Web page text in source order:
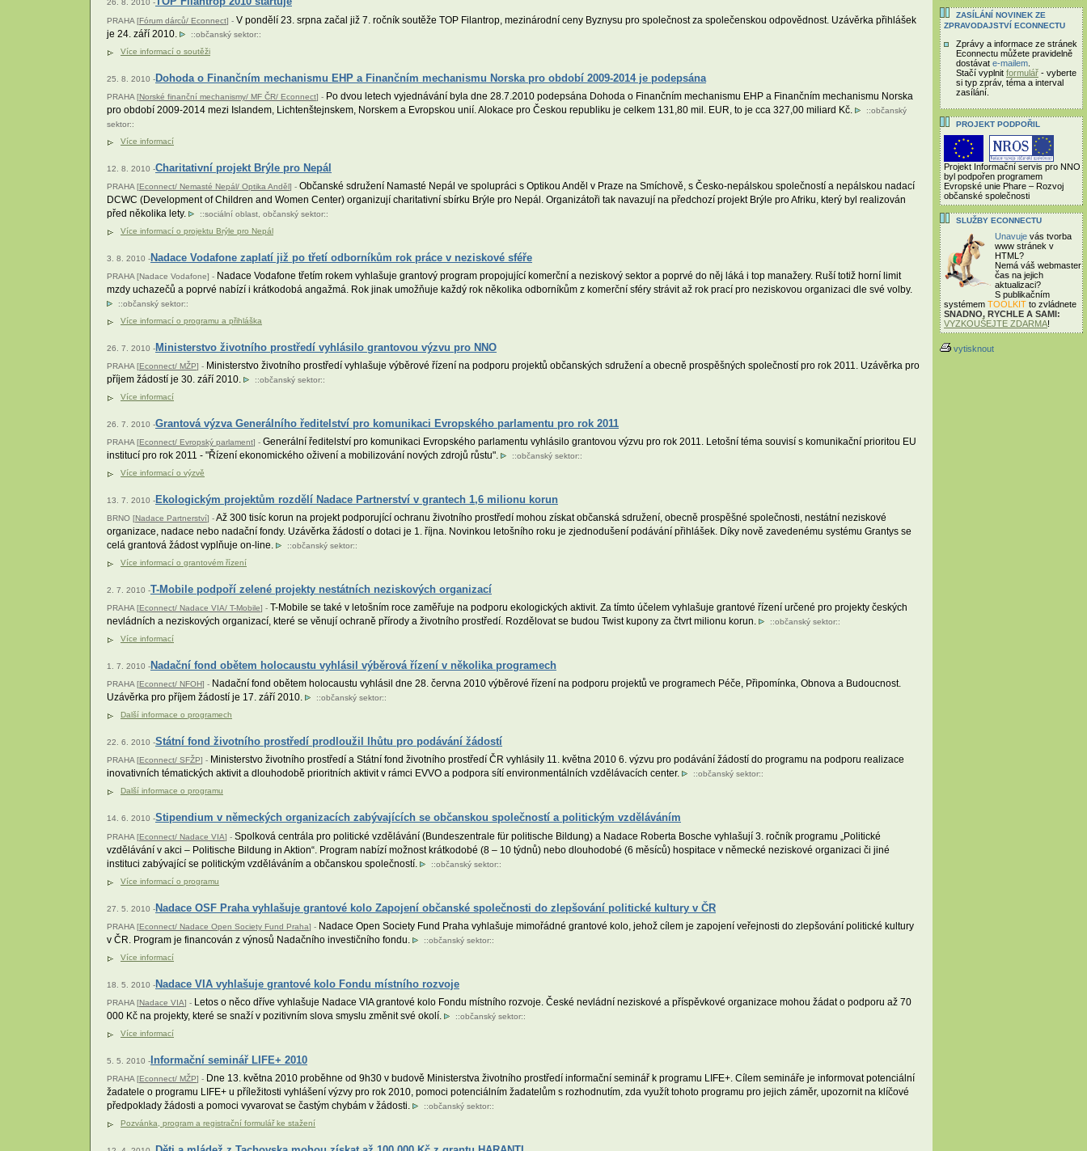
26. 8. 2010 -
PRAHA [Fórum dárců/ Econnect] - V pondělí 23. srpna začal již 7. ročník soutěže TOP Filantrop, mezinárodní ceny Byznysu pro společnost za společenskou odpovědnost. Uzávěrka přihlášek
je 24. září 2010.
::občanský sektor::
Více informací o soutěži
25. 8. 2010 -Dohoda o Finančním mechanismu EHP a Finančním mechanismu Norska pro období 2009-2014 je podepsána
PRAHA [Norské finanční mechanismy/ MF ČR/ Econnect] - Po dvou letech vyjednávání byla dne 28.7.2010 podepsána Dohoda o Finančním mechanismu EHP a Finančním mechanismu Norska
pro období 2009-2014 mezi Islandem, Lichtenštejnskem, Norskem a Evropskou unií. Alokace pro Českou republiku je celkem 131,80 mil. EUR, to je cca 327,00 miliard Kč.
::občanský
sektor::
Více informací
12. 8. 2010 -Charitativní projekt Brýle pro Nepál
PRAHA [Econnect/ Nemasté Nepál/ Optika Anděl] - Občanské sdružení Namasté Nepál ve spolupráci s Optikou Anděl v Praze na Smíchově, s Česko-nepálskou společností a nepálskou nadací
DCWC (Development of Children and Women Center) organizují charitativní sbírku Brýle pro Nepál. Organizátoři tak navazují na předchozí projekt Brýle pro Afriku, který byl realizován
před několika lety.
::sociální oblast občanský sektor::
Více informací o projektu Brýle pro Nepál
3. 8. 2010 -Nadace Vodafone zaplatí již po třetí odborníkům rok práce v neziskové sféře
PRAHA [Nadace Vodafone] - Nadace Vodafone třetím rokem vyhlašuje grantový program propojující komerční a neziskový sektor a poprvé do něj láká i top manažery. Ruší totiž horní limit
mzdy uchazečů a poprvé nabízí i krátkodobá angažmá. Rok jinak umožňuje každý rok několika odborníkům z komerční sféry strávit až rok prací pro neziskovou organizaci dle své volby.
::občanský sektor::
Více informací o programu a přihláška
26. 7. 2010 -Ministerstvo životního prostředí vyhlásilo grantovou výzvu pro NNO
PRAHA [Econnect/ MŽP] - Ministerstvo životního prostředí vyhlašuje výběrové řízení na podporu projektů občanských sdružení a obecně prospěšných společností pro rok 2011. Uzávěrka pro
příjem žádostí je 30. září 2010.
::občanský sektor::
Více informací
26. 7. 2010 -Grantová výzva Generálního ředitelství pro komunikaci Evropského parlamentu pro rok 2011
PRAHA [Econnect/ Evropský parlament] - Generální ředitelství pro komunikaci Evropského parlamentu vyhlásilo grantovou výzvu pro rok 2011. Letošní téma souvisí s komunikační prioritou EU
institucí pro rok 2011 - "Řízení ekonomického oživení a mobilizování nových zdrojů růstu".
::občanský sektor::
Více informací o výzvě
13. 7. 2010 -Ekologickým projektům rozdělí Nadace Partnerství v grantech 1,6 milionu korun
BRNO [Nadace Partnerství] -Až 300 tisíc korun na projekt podporující ochranu životního prostředí mohou získat občanská sdružení, obecně prospěšné společnosti, nestátní neziskové
organizace, nadace nebo nadační fondy. Uzávěrka žádostí o dotaci je 1. října. Novinkou letošního roku je zjednodušení podávání přihlášek. Díky nově zavedenému systému Grantys se
celá grantová žádost vyplňuje on-line.
::občanský sektor::
Více informací o grantovém řízení
2. 7. 2010 -T-Mobile podpoří zelené projekty nestátních neziskových organizací
PRAHA [Econnect/ Nadace VIA/ T-Mobile] - T-Mobile se také v letošním roce zaměřuje na podporu ekologických aktivit. Za tímto účelem vyhlašuje grantové řízení určené pro projekty českých
nevládních a neziskových organizací, které se věnují ochraně přírody a životního prostředí. Rozdělovat se budou Twist kupony za čtvrt milionu korun.
::občanský sektor::
Více informací
1. 7. 2010 -Nadační fond obětem holocaustu vyhlásil výběrová řízení v několika programech
PRAHA [Econnect/ NFOH] - Nadační fond obětem holocaustu vyhlásil dne 28. června 2010 výběrové řízení na podporu projektů ve programech Péče, Připomínka, Obnova a Budoucnost.
Uzávěrka pro příjem žádostí je 17. září 2010.
::občanský sektor::
Další informace o programech
22. 6. 2010 -Státní fond životního prostředí prodloužil lhůtu pro podávání žádostí
PRAHA [Econnect/ SFŽP] - Ministerstvo životního prostředí a Státní fond životního prostředí ČR vyhlásily 11. května 2010 6. výzvu pro podávání žádostí do programu na podporu realizace
inovativních tématických aktivit a dlouhodobě prioritních aktivit v rámci EVVO a podpora sítí environmentálních vzdělávacích center.
::občanský sektor::
Další informace o programu
14. 6. 2010 -Stipendium v německých organizacích zabývajících se občanskou společností a politickým vzděláváním
PRAHA [Econnect/ Nadace VIA] - Spolková centrála pro politické vzdělávání (Bundeszentrale für politische Bildung) a Nadace Roberta Bosche vyhlašují 3. ročník programu „Politické
vzdělávání v akci – Politische Bildung in Aktion“. Program nabízí možnost krátkodobé (8 – 10 týdnů) nebo dlouhodobé (6 měsíců) hospitace v německé neziskové organizaci či jiné
instituci zabývající se politickým vzděláváním a občanskou společností.
::občanský sektor::
Více informací o programu
27. 5. 2010 -Nadace OSF Praha vyhlašuje grantové kolo Zapojení občanské společnosti do zlepšování politické kultury v ČR
PRAHA [Econnect/ Nadace Open Society Fund Praha] - Nadace Open Society Fund Praha vyhlašuje mimořádné grantové kolo, jehož cílem je zapojení veřejnosti do zlepšování politické kultury
v ČR. Program je financován z výnosů Nadačního investičního fondu.
::občanský sektor::
Více informací
18. 5. 2010 -Nadace VIA vyhlašuje grantové kolo Fondu místního rozvoje
PRAHA [Nadace VIA] - Letos o něco dříve vyhlašuje Nadace VIA grantové kolo Fondu místního rozvoje. České nevládní neziskové a příspěvkové organizace mohou žádat o podporu až 70
000 Kč na projekty, které se snaží v pozitivním slova smyslu změnit své okolí.
::občanský sektor::
Více informací
5. 5. 2010 -Informační seminář LIFE+ 2010
PRAHA [Econnect/ MŽP] - Dne 13. května 2010 proběhne od 9h30 v budově Ministerstva životního prostředí informační seminář k programu LIFE+. Cílem semináře je informovat potenciální
žadatele o programu LIFE+ u příležitosti vyhlášení výzvy pro rok 2010, pomoci potenciálním žadatelům s rozhodnutím, zda využít tohoto programu pro jejich záměr, upozornit na klíčové
předpoklady žádosti a pomoci vyvarovat se častým chybám v žádosti.
::občanský sektor::
Pozvánka, program a registrační formulář ke stažení
ZASÍLÁNÍ NOVINEK ZE
ZPRAVODAJSTVÍ ECONNECTU
Zprávy a informace ze stránek
Econnectu můžete pravidelně
dostávat e-mailem
Stačí vyplnit formulář - vyberte
si typ zpráv, téma a interval
zasílání.
PROJEKT PODPOŘIL
Projekt Informační servis pro NNO
byl podpořen programem
Evropské unie Phare – Rozvoj
občanské společnosti
SLUŽBY ECONNECTU
Unavuje vás tvorba
www stránek v
HTML?
Nemá váš webmaster
čas na jejich
aktualizaci?
S publikačním
systémem TOOLKIT to zvládnete
SNADNO, RYCHLE A SAMI:
VYZKOUŠEJTE ZDARMA!
vytisknout